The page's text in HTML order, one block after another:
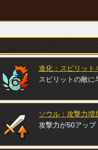
進化：スピリット
スピリットの敵
ソウル：攻撃力増
攻撃力が50アップ